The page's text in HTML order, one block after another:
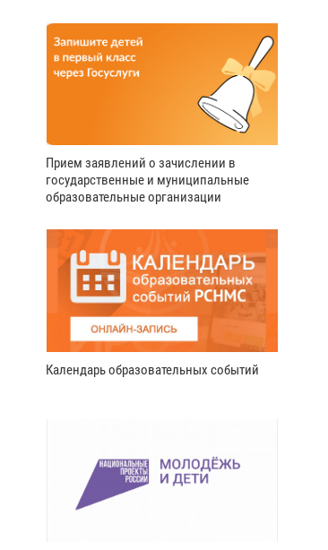
Прием заявлений о зачислении в
государственные и муниципальные
образовательные организации
Календарь образовательных событий